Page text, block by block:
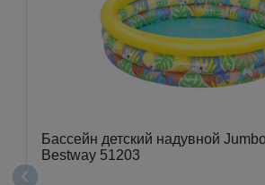
Бассейн детский надувной
Bestway 51203